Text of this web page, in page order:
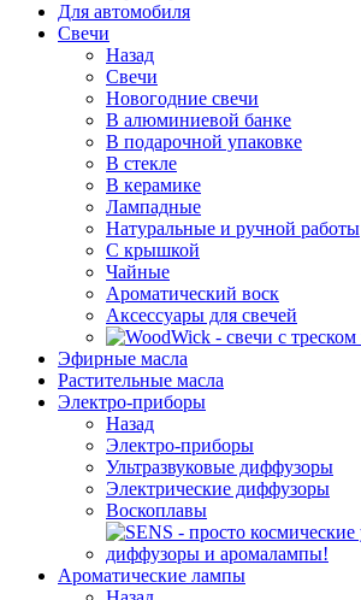
Для автомобиля
Свечи
Назад
Свечи
Новогодние свечи
В алюминиевой банке
В подарочной упаковке
В стекле
В керамике
Лампадные
Натуральные и ручной работы
С крышкой
Чайные
Ароматический воск
Аксессуары для свечей
Эфирные масла
Растительные масла
Электро-приборы
Назад
Электро-приборы
Ультразвуковые диффузоры
Электрические диффузоры
Воскоплавы
Ароматические лампы